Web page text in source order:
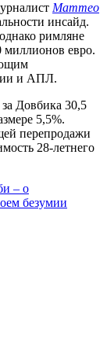
Маттео
инсайд.
римляне
миллионов евро.
и АПЛ.
Довбика 30,5
5,5%.
перепродажи
28-летнего
– о
безумии